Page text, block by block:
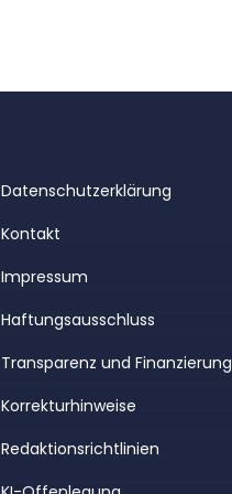
Datenschutzerklärung
Kontakt
Impressum
Haftungsausschluss
Transparenz und Finanzierung
Korrekturhinweise
Redaktionsrichtlinien